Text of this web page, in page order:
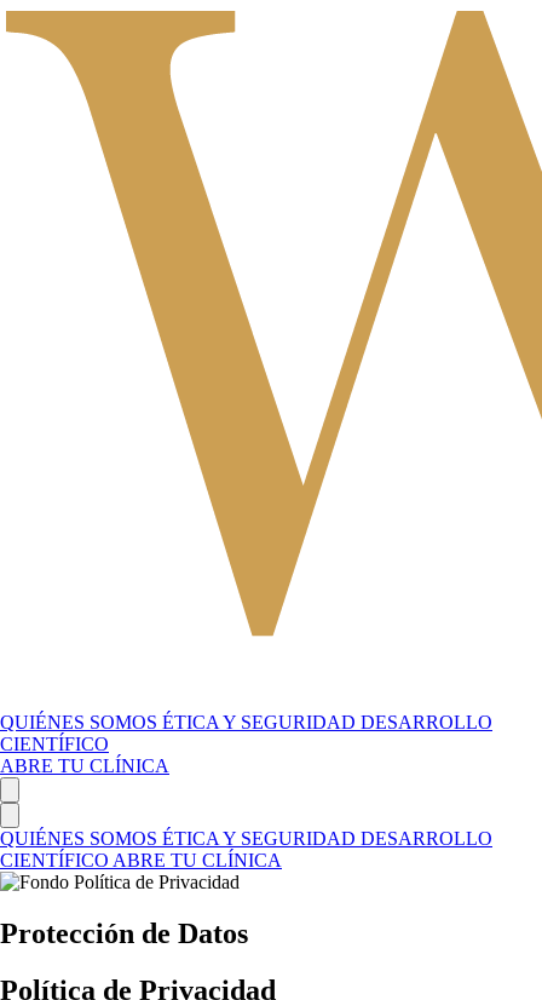
QUIÉNES SOMOS ÉTICA Y SEGURIDAD DESARROLLO
CIENTÍFICO
ABRE TU CLÍNICA
QUIÉNES SOMOS ÉTICA Y SEGURIDAD DESARROLLO
CIENTÍFICO ABRE TU CLÍNICA
Protección de Datos
Política de Privacidad